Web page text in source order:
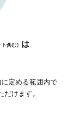
含む） は
定める範囲内で
けます。